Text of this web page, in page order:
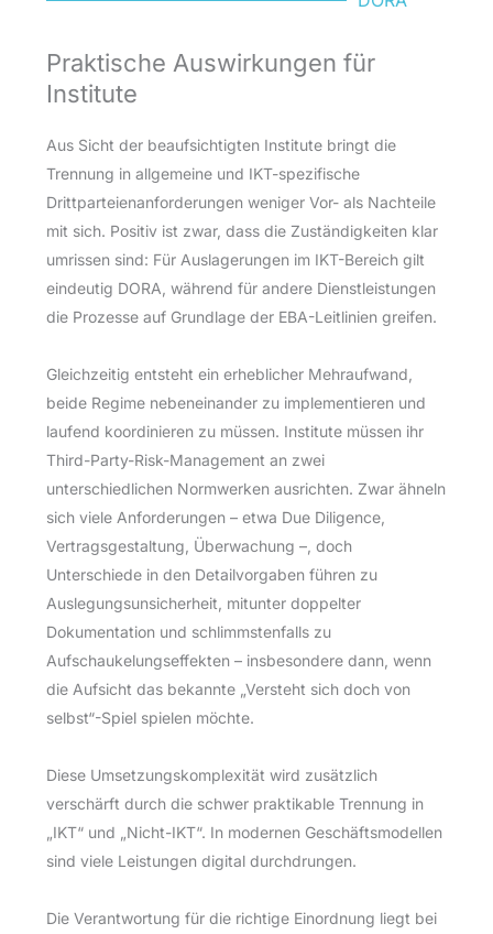
Praktische Auswirkungen für
Institute
Aus Sicht der beaufsichtigten Institute bringt die
Trennung in allgemeine und IKT-spezifische
Drittparteienanforderungen weniger Vor- als Nachteile
mit sich. Positiv ist zwar, dass die Zuständigkeiten klar
umrissen sind: Für Auslagerungen im IKT-Bereich gilt
eindeutig DORA, während für andere Dienstleistungen
die Prozesse auf Grundlage der EBA-Leitlinien greifen.
Gleichzeitig entsteht ein erheblicher Mehraufwand,
beide Regime nebeneinander zu implementieren und
laufend koordinieren zu müssen. Institute müssen ihr
Third-Party-Risk-Management an zwei
unterschiedlichen Normwerken ausrichten. Zwar ähneln
sich viele Anforderungen – etwa Due Diligence,
Vertragsgestaltung, Überwachung –, doch
Unterschiede in den Detailvorgaben führen zu
Auslegungsunsicherheit, mitunter doppelter
Dokumentation und schlimmstenfalls zu
Aufschaukelungseffekten – insbesondere dann, wenn
die Aufsicht das bekannte „Versteht sich doch von
selbst“-Spiel spielen möchte.
Diese Umsetzungskomplexität wird zusätzlich
verschärft durch die schwer praktikable Trennung in
„IKT“ und „Nicht-IKT“. In modernen Geschäftsmodellen
sind viele Leistungen digital durchdrungen.
Die Verantwortung für die richtige Einordnung liegt bei